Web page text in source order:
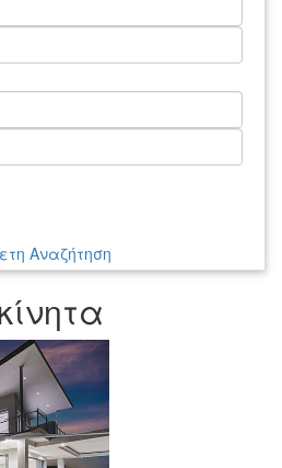
Αναζήτηση